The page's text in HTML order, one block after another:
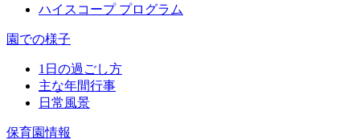
ハイスコープ プログラム
園での様子
1日の過ごし方
主な年間行事
日常風景
保育園情報